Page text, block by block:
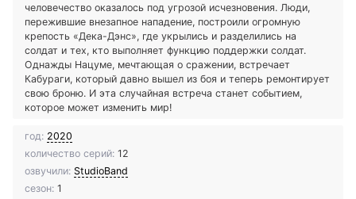
человечество оказалось под угрозой исчезновения. Люди,
пережившие внезапное нападение, построили огромную
крепость «Дека-Дэнс», где укрылись и разделились на
солдат и тех, кто выполняет функцию поддержки солдат.
Однажды Нацуме, мечтающая о сражении, встречает
Кабураги, который давно вышел из боя и теперь ремонтирует
свою броню. И эта случайная встреча станет событием,
которое может изменить мир!
год: 2020
количество серий: 12
озвучили: StudioBand
сезон: 1